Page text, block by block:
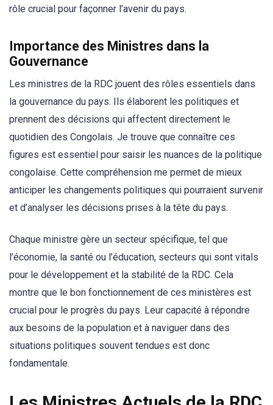
rôle crucial pour façonner l’avenir du pays.
Importance des Ministres dans la
Gouvernance
Les ministres de la RDC jouent des rôles essentiels dans
la gouvernance du pays. Ils élaborent les politiques et
prennent des décisions qui affectent directement le
quotidien des Congolais. Je trouve que connaître ces
figures est essentiel pour saisir les nuances de la politique
congolaise. Cette compréhension me permet de mieux
anticiper les changements politiques qui pourraient survenir
et d’analyser les décisions prises à la tête du pays.
Chaque ministre gère un secteur spécifique, tel que
l’économie, la santé ou l’éducation, secteurs qui sont vitals
pour le développement et la stabilité de la RDC. Cela
montre que le bon fonctionnement de ces ministères est
crucial pour le progrès du pays. Leur capacité à répondre
aux besoins de la population et à naviguer dans des
situations politiques souvent tendues est donc
fondamentale.